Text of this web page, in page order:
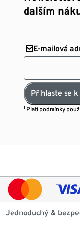
dalším
E-mailová
Přihlaste se
¹ Platí podmínky
Jednoduchý &